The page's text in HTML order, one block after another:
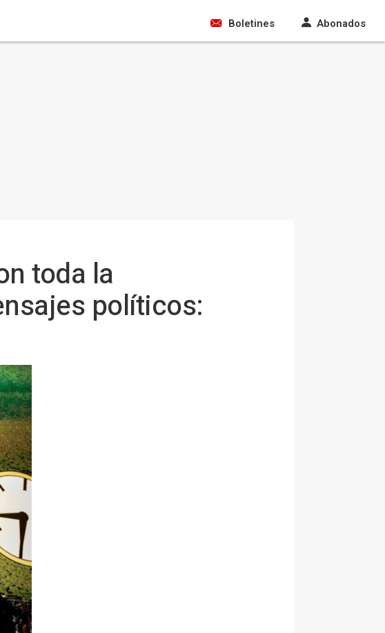
Boletines Abonados
toda la
políticos: